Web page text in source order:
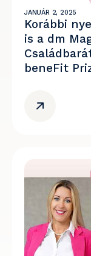
JANUÁR 2, 2025
Korábbi
is a dm
beneFit